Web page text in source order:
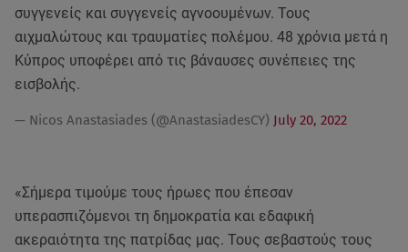
συγγενείς και συγγενείς αγνοουμένων. Τους
αιχμαλώτους και τραυματίες πολέμου. 48 χρόνια μετά η
Κύπρος υποφέρει από τις βάναυσες συνέπειες της
εισβολής.
— Nicos Anastasiades (@AnastasiadesCY) July 20, 2022
«Σήμερα τιμούμε τους ήρωες που έπεσαν
υπερασπιζόμενοι τη δημοκρατία και εδαφική
ακεραιότητα της πατρίδας μας. Τους σεβαστούς τους